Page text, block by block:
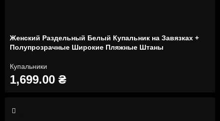
Женский Раздельный Белый Купальник на Завязках +
Полупрозрачные Широкие Пляжные Штаны
Купальники
1,699.00 ₴
S